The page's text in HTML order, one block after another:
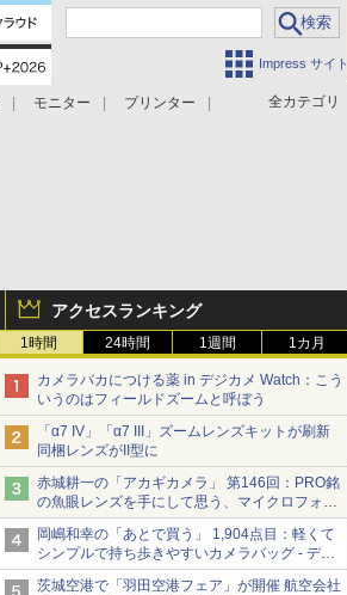
Impress サイト
全カテゴリ
モニター
プリンター
アクセスランキング
1時間 24時間 1週間 1カ月
カメラバカにつける薬 in デジカメ Watch：こう
いうのはフィールドズームと呼ぼう
「α7 IV」「α7 III」ズームレンズキットが刷新
同梱レンズがII型に
赤城耕一の「アカギカメラ」 第146回：PRO銘
の魚眼レンズを手にして思う、マイクロフォー
サーズへの期待と可能性
岡嶋和幸の「あとで買う」 1,904点目：軽くて
シンプルで持ち歩きやすいカメラバッグ - デジ
カメ Watch
茨城空港で「羽田空港フェア」が開催 航空会社